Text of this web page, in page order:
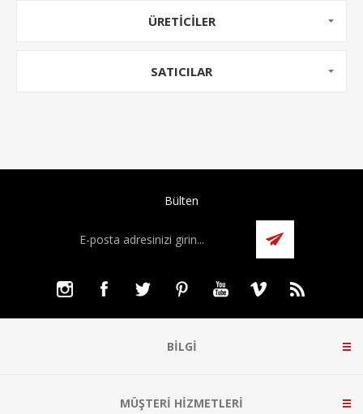
ÜRETICILER
SATICILAR
Bülten
BILGI
MÜŞTERI HIZMETLERI